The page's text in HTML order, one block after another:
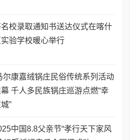
校录取通知书送达仪式在喀什
验学校暖心举行
尔康嘉绒锅庄民俗传统系列活动
千人多民族锅庄巡游点燃“幸
”
中国8.8父亲节“孝行天下家风